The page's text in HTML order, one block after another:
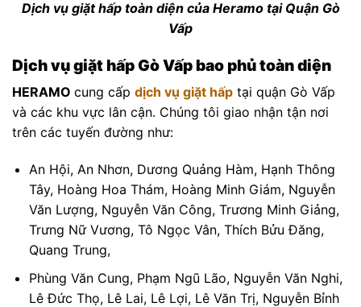
Dịch vụ giặt hấp toàn diện của Heramo tại Quận Gò
Vấp
Dịch vụ giặt hấp Gò Vấp bao phủ toàn diện
HERAMO cung cấp dịch vụ giặt hấp tại quận Gò Vấp
và các khu vực lân cận. Chúng tôi giao nhận tận nơi
trên các tuyến đường như:
An Hội, An Nhơn, Dương Quảng Hàm, Hạnh Thông
Tây, Hoàng Hoa Thám, Hoàng Minh Giám, Nguyễn
Văn Lượng, Nguyễn Văn Công, Trương Minh Giảng,
Trưng Nữ Vương, Tô Ngọc Vân, Thích Bửu Đăng,
Quang Trung,
Phùng Văn Cung, Phạm Ngũ Lão, Nguyễn Văn Nghi,
Lê Đức Thọ, Lê Lai, Lê Lợi, Lê Văn Trị, Nguyễn Bỉnh